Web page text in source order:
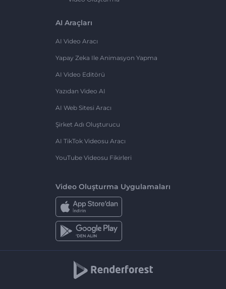
AI Araçları
AI Video Aracı
Yapay Zeka Ile Animasyon Yapma
AI Video Editörü
Yazıdan Video AI
AI Web Sitesi Aracı
Şirket Adı Oluşturucu
AI TikTok Videosu Aracı
YouTube Videosu Fikirleri
Video Oluşturma Uygulamaları